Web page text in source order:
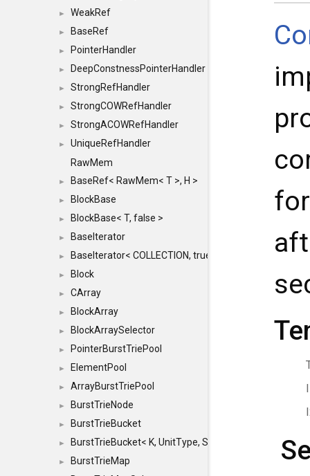
► WeakRef
► BaseRef
► PointerHandler
► DeepConstnessPointerHandler
► StrongRefHandler
► StrongCOWRefHandler
► StrongACOWRefHandler
►
UniqueRefHandler
RawMem
► BaseRef< RawMem< T >, H >
► BlockBase
► BlockBase< T, false >
► BaseIterator
► BaseIterator< COLLECTION, true >
► Block
► CArray
► BlockArray
► BlockArraySelector
► PointerBurstTriePool
► ElementPool
► ArrayBurstTriePool
► BurstTrieNode
► BurstTrieBucket
► BurstTrieBucket< K, UnitType, SIZE >
►
BurstTrieMap